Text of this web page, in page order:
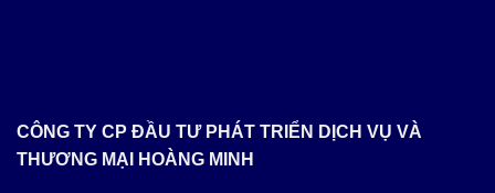
CÔNG TY CP ĐẦU TƯ PHÁT TRIỂN DỊCH VỤ VÀ
THƯƠNG MẠI HOÀNG MINH